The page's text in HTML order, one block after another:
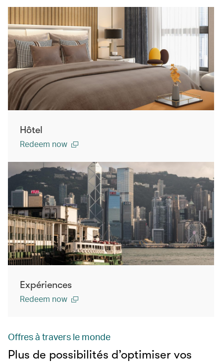
Hôtel
Redeem now
Expériences
Redeem now
Offres à travers le monde
Plus de possibilités d’optimiser vos